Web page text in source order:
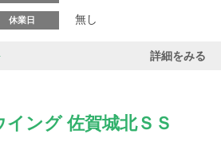
休業日 無し
詳細をみる
イング 佐賀城北ＳＳ